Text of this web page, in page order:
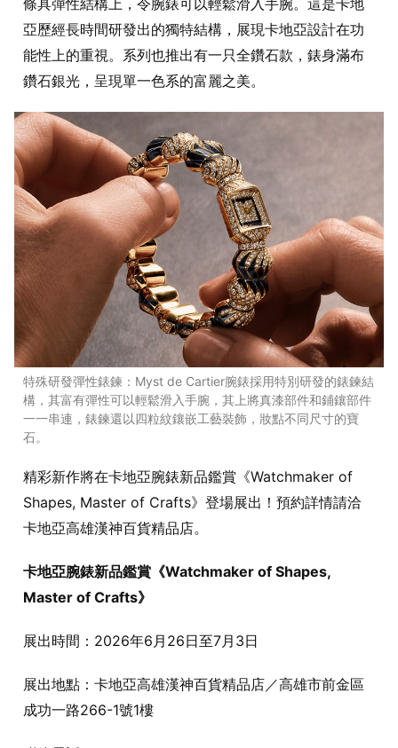
條具彈性結構上，令腕錶可以輕鬆滑入手腕。這是卡地
亞歷經長時間研發出的獨特結構，展現卡地亞設計在功
能性上的重視。系列也推出有一只全鑽石款，錶身滿布
鑽石銀光，呈現單一色系的富麗之美。
特殊研發彈性錶鍊：Myst de Cartier腕錶採用特別研發的錶鍊結
構，其富有彈性可以輕鬆滑入手腕，其上將真漆部件和鋪鑲部件
一一串連，錶鍊還以四粒紋鑲嵌工藝裝飾，妝點不同尺寸的寶
石。
精彩新作將在卡地亞腕錶新品鑑賞《Watchmaker of
Shapes, Master of Crafts》登場展出！預約詳情請洽
卡地亞高雄漢神百貨精品店。
卡地亞腕錶新品鑑賞《Watchmaker of Shapes,
Master of Crafts》
展出時間：2026年6月26日至7月3日
展出地點：卡地亞高雄漢神百貨精品店／高雄市前金區
成功一路266-1號1樓